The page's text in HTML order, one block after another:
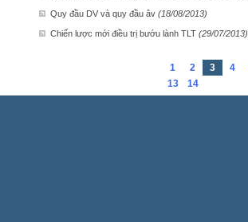
Quy đầu DV và quy đầu âv (18/08/2013)
Chiến lược mới điều trị bướu lành TLT (29/07/2013)
1 2 3 4
13
14